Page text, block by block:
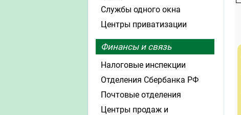
Службы одного окна
Центры приватизации
Финансы и связь
Налоговые инспекции
Отделения Сбербанка РФ
Почтовые отделения
Центры продаж и